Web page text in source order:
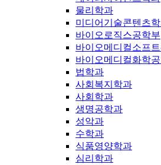
물리학과
미디어기술콘텐츠
바이오로직스공학부
바이오메디컬소프
바이오메디컬화학
법학과
사회복지학과
사회학과
생명공학과
성악과
수학과
식품영양학과
심리학과